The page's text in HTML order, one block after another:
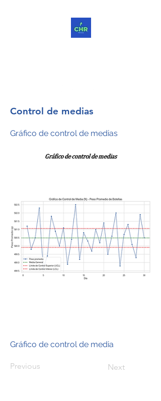
Control de medias
Gráfico de control de medias
Gráfico de control de media
Previous Next